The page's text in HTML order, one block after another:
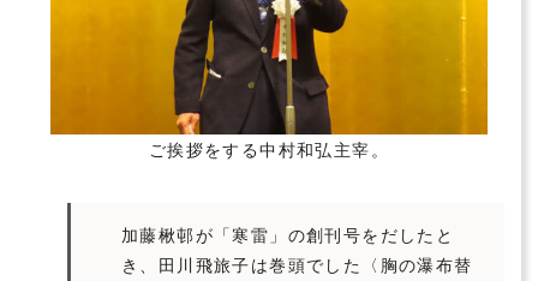
ご挨拶をする中村和弘 主宰。
加藤楸邨が 「寒雷」 の創刊号をだしたと
き、 田川飛旅子は巻頭でした 〈 胸の瀑布替